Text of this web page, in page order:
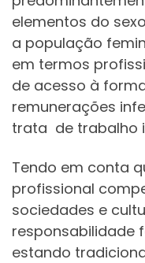
elementos do
a população
em termos
de acesso à
remunerações
trata de trabalho
Tendo em conta
profissional
sociedades e
responsabilidade
estando